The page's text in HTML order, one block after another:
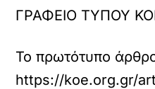
ΓΡΑΦΕΙΟ ΤΥΠΟΥ
Το πρωτότυπο
https://koe.org.gr/